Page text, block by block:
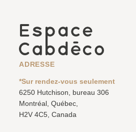
ADRESSE
*Sur rendez-vous seulement
6250 Hutchison, bureau 306
Montréal, Québec,
H2V 4C5, Canada